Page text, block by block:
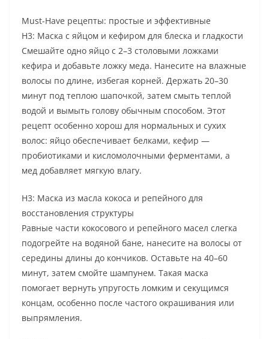
Must-Have рецепты: простые и эффективные
H3: Маска с яйцом и кефиром для блеска и гладкости
Смешайте одно яйцо с 2–3 столовыми ложками
кефира и добавьте ложку меда. Нанесите на влажные
волосы по длине, избегая корней. Держать 20–30
минут под теплою шапочкой, затем смыть теплой
водой и вымыть голову обычным способом. Этот
рецепт особенно хорош для нормальных и сухих
волос: яйцо обеспечивает белками, кефир —
пробиотиками и кисломолочными ферментами, а
мед добавляет мягкую влагу.
H3: Маска из масла кокоса и репейного для
восстановления структуры
Равные части кокосового и репейного масел слегка
подогрейте на водяной бане, нанесите на волосы от
середины длины до кончиков. Оставьте на 40–60
минут, затем смойте шампунем. Такая маска
помогает вернуть упругость ломким и секущимся
концам, особенно после частого окрашивания или
выпрямления.